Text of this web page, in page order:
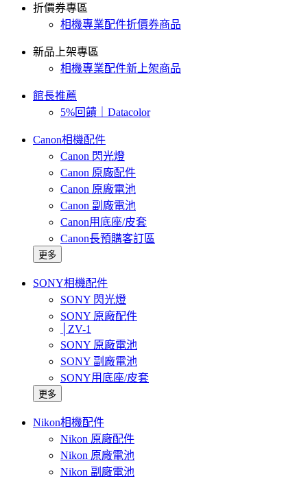
折價券專區
相機專業配件折價券商品
新品上架專區
相機專業配件新上架商品
館長推薦
5%回饋｜Datacolor
Canon相機配件
Canon 閃光燈
Canon 原廠配件
Canon 原廠電池
Canon 副廠電池
Canon用底座/皮套
Canon長預購客訂區
更多
SONY相機配件
SONY 閃光燈
SONY 原廠配件
│ZV-1
SONY 原廠電池
SONY 副廠電池
SONY用底座/皮套
更多
Nikon相機配件
Nikon 原廠配件
Nikon 原廠電池
Nikon 副廠電池